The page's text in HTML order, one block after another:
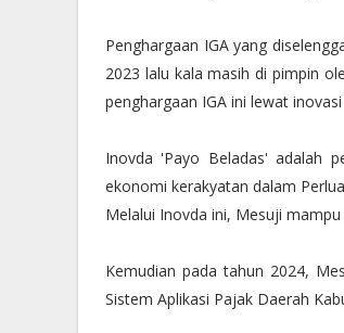
Penghargaan IGA yang
2023 lalu kala masih di pimpin
penghargaan IGA ini lewat
Inovda 'Payo Beladas' adalah
ekonomi kerakyatan dalam
Melalui Inovda ini, Mesuji
Kemudian pada tahun 2024,
Sistem Aplikasi Pajak Daerah